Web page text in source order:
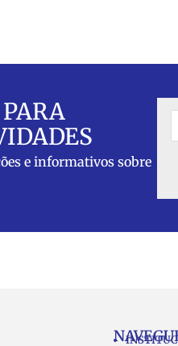
e informativos sobre